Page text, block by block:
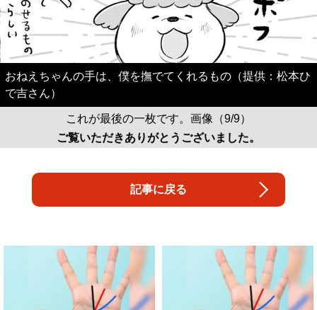
おねえちゃんの手は、僕を撫でてくれるもの（提供：松本ひ
で吉さん）
これが最後の一枚です。画像（9/9）
ご覧いただきありがとうございました。
記事に戻る